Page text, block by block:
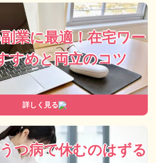
業に最適！在宅ワー
すめと両立のコツ
詳しく見る
つ病で休むのはずる